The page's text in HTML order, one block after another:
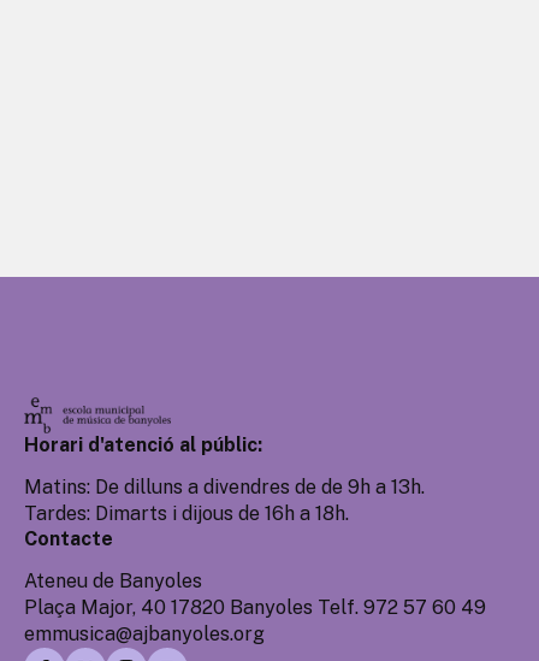
Horari d'atenció al públic:
Matins: De dilluns a divendres de de 9h a 13h.
Tardes: Dimarts i dijous de 16h a 18h.
Contacte
Ateneu de Banyoles
Plaça Major, 40 17820 Banyoles Telf. 972 57 60 49
emmusica@ajbanyoles.org